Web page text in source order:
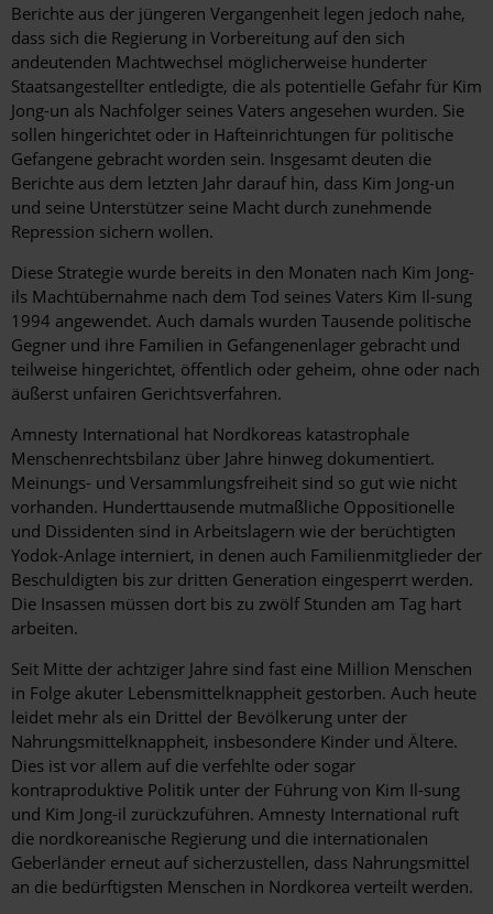
Berichte aus der jüngeren Vergangenheit legen jedoch nahe,
dass sich die Regierung in Vorbereitung auf den sich
andeutenden Machtwechsel möglicherweise hunderter
Staatsangestellter entledigte, die als potentielle Gefahr für Kim
Jong-un als Nachfolger seines Vaters angesehen wurden. Sie
sollen hingerichtet oder in Hafteinrichtungen für politische
Gefangene gebracht worden sein. Insgesamt deuten die
Berichte aus dem letzten Jahr darauf hin, dass Kim Jong-un
und seine Unterstützer seine Macht durch zunehmende
Repression sichern wollen.
Diese Strategie wurde bereits in den Monaten nach Kim Jong-
ils Machtübernahme nach dem Tod seines Vaters Kim Il-sung
1994 angewendet. Auch damals wurden Tausende politische
Gegner und ihre Familien in Gefangenenlager gebracht und
teilweise hingerichtet, öffentlich oder geheim, ohne oder nach
äußerst unfairen Gerichtsverfahren.
Amnesty International hat Nordkoreas katastrophale
Menschenrechtsbilanz über Jahre hinweg dokumentiert.
Meinungs- und Versammlungsfreiheit sind so gut wie nicht
vorhanden. Hunderttausende mutmaßliche Oppositionelle
und Dissidenten sind in Arbeitslagern wie der berüchtigten
Yodok-Anlage interniert, in denen auch Familienmitglieder der
Beschuldigten bis zur dritten Generation eingesperrt werden.
Die Insassen müssen dort bis zu zwölf Stunden am Tag hart
arbeiten.
Seit Mitte der achtziger Jahre sind fast eine Million Menschen
in Folge akuter Lebensmittelknappheit gestorben. Auch heute
leidet mehr als ein Drittel der Bevölkerung unter der
Nahrungsmittelknappheit, insbesondere Kinder und Ältere.
Dies ist vor allem auf die verfehlte oder sogar
kontraproduktive Politik unter der Führung von Kim Il-sung
und Kim Jong-il zurückzuführen. Amnesty International ruft
die nordkoreanische Regierung und die internationalen
Geberländer erneut auf sicherzustellen, dass Nahrungsmittel
an die bedürftigsten Menschen in Nordkorea verteilt werden.